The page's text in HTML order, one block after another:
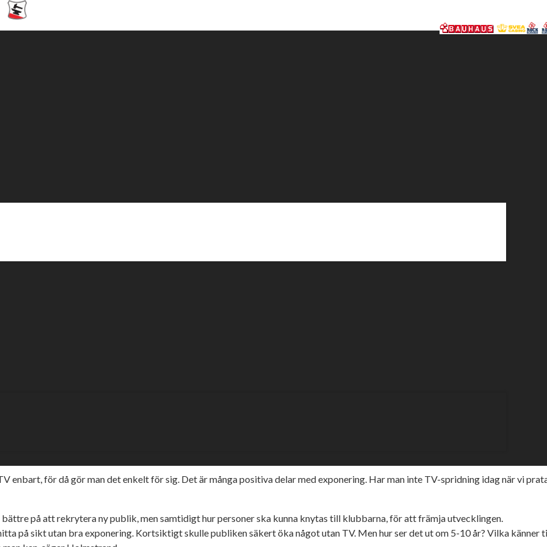
Mikael Holmstrand
Mikael Holmstrand, nu är det dags för den andra med fokus på framtid inte minst för Sveriges högstaliga i
Det finns ju något form av tak för hur många sponsorer som du kan knyta till dig lokalt, när det mestadels är mindre orter vi
enbart, för då gör man det enkelt för sig. Det är många positiva delar med exponering. Har man inte TV-spridning idag när vi
på att rekrytera ny publik, men samtidigt hur personer ska kunna knytas till klubbarna, för att främja utvecklingen.
på sikt utan bra exponering. Kortsiktigt skulle publiken säkert öka något utan TV. Men hur ser det ut om 5-10 år? Vilka